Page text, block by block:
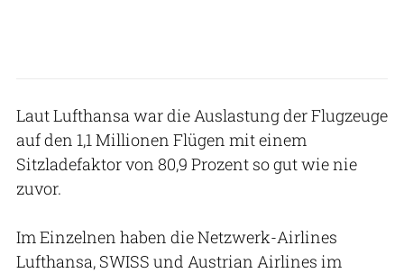
Laut Lufthansa war die Auslastung der Flugzeuge
auf den 1,1 Millionen Flügen mit einem
Sitzladefaktor von 80,9 Prozent so gut wie nie
zuvor.
Im Einzelnen haben die Netzwerk-Airlines
Lufthansa, SWISS und Austrian Airlines im